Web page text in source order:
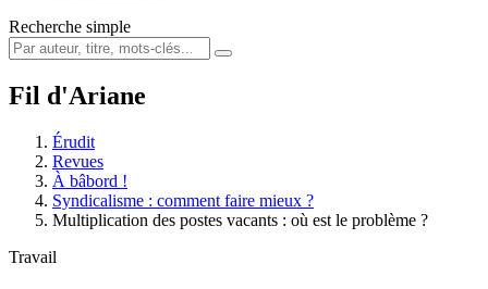
Recherche simple
Fil d'Ariane
Érudit
Revues
À bâbord !
Syndicalisme : comment faire mieux ?
Multiplication des postes vacants : où est le problème ?
Travail